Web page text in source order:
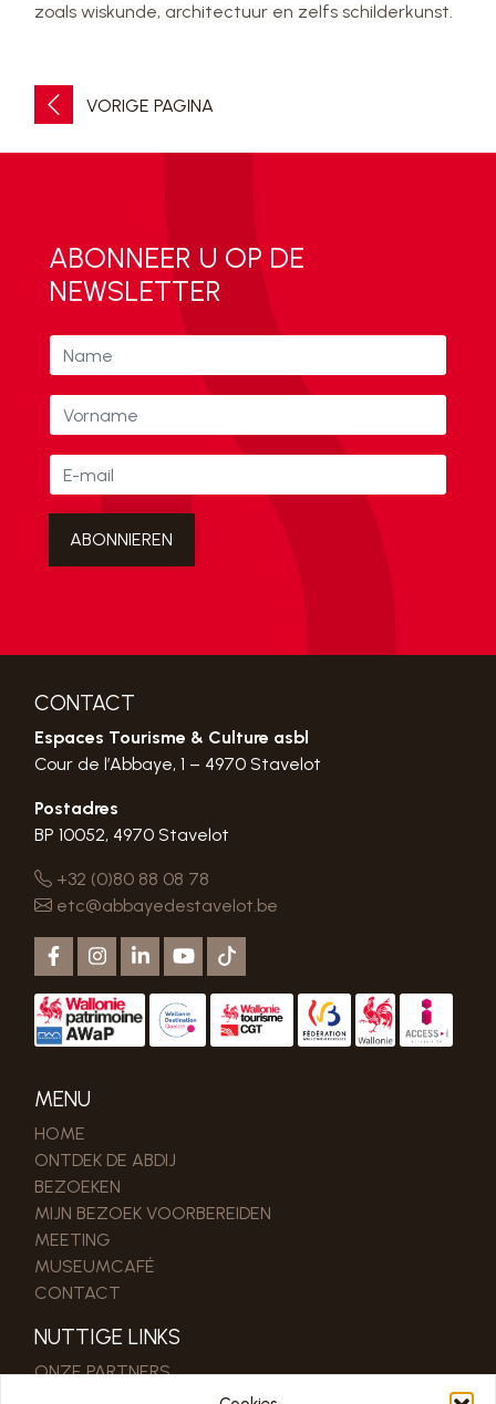
zoals wiskunde, architectuur en zelfs schilderkunst.
VORIGE PAGINA
ABONNEER U OP DE
NEWSLETTER
CONTACT
Espaces Tourisme & Culture asbl
Cour de l’Abbaye, 1 – 4970 Stavelot
Postadres
BP 10052, 4970 Stavelot
+32 (0)80 88 08 78
etc@abbayedestavelot.be
MENU
HOME
ONTDEK DE ABDIJ
BEZOEKEN
MIJN BEZOEK VOORBEREIDEN
MEETING
MUSEUMCAFÉ
CONTACT
NUTTIGE LINKS
ONZE PARTNERS